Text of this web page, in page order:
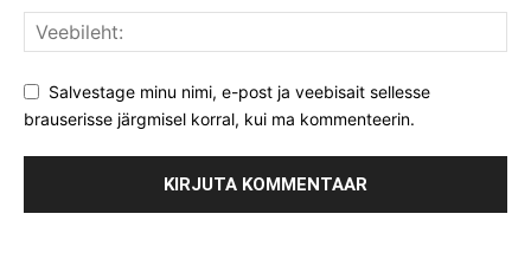
Salvestage minu nimi, e-post ja veebisait sellesse
brauserisse järgmisel korral, kui ma kommenteerin.